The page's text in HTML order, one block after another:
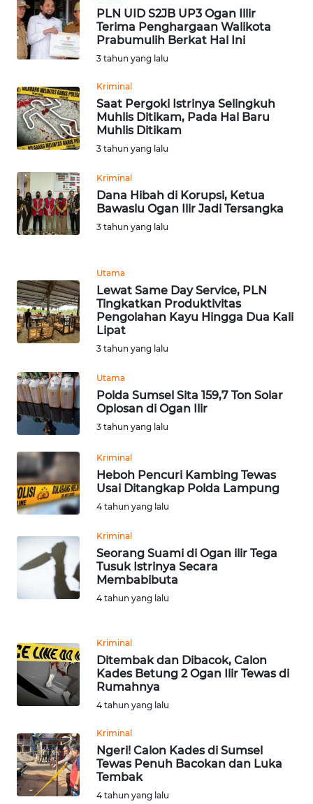
PLN UID S2JB UP3 Ogan Illir
Terima Penghargaan Walikota
Prabumulih Berkat Hal Ini
3 tahun yang lalu
Kriminal
Saat Pergoki Istrinya Selingkuh
Muhlis Ditikam, Pada Hal Baru
Muhlis Ditikam
3 tahun yang lalu
Kriminal
Dana Hibah di Korupsi, Ketua
Bawaslu Ogan Ilir Jadi Tersangka
3 tahun yang lalu
Utama
Lewat Same Day Service, PLN
Tingkatkan Produktivitas
Pengolahan Kayu Hingga Dua Kali
Lipat
3 tahun yang lalu
Utama
Polda Sumsel Sita 159,7 Ton Solar
Oplosan di Ogan Ilir
3 tahun yang lalu
Kriminal
Heboh Pencuri Kambing Tewas
Usai Ditangkap Polda Lampung
4 tahun yang lalu
Kriminal
Seorang Suami di Ogan ilir Tega
Tusuk Istrinya Secara
Membabibuta
4 tahun yang lalu
Kriminal
Ditembak dan Dibacok, Calon
Kades Betung 2 Ogan Ilir Tewas di
Rumahnya
4 tahun yang lalu
Kriminal
Ngeri! Calon Kades di Sumsel
Tewas Penuh Bacokan dan Luka
Tembak
4 tahun yang lalu
INFO
IKLAN
TENTANG
PEDOMAN
MEDIA
SIBER
REDAKSI
KARIR
Wahana
News
Regional
WN
WN
JAKARTA
WN
JABAR
WN
BANTEN
WN
NTT
WN
PAPUA
WN
BARAT
WN
RIAU